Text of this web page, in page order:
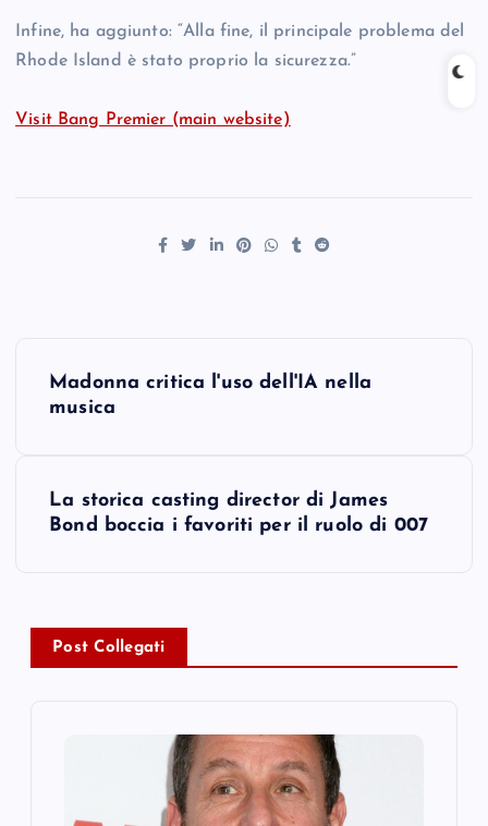
Infine, ha aggiunto: “Alla fine, il principale problema del
Rhode Island è stato proprio la sicurezza.”
Visit Bang Premier (main website)
a
v
Madonna critica l'uso dell'IA nella
musica
La storica casting director di James
Bond boccia i favoriti per il ruolo di 007
Post Collegati